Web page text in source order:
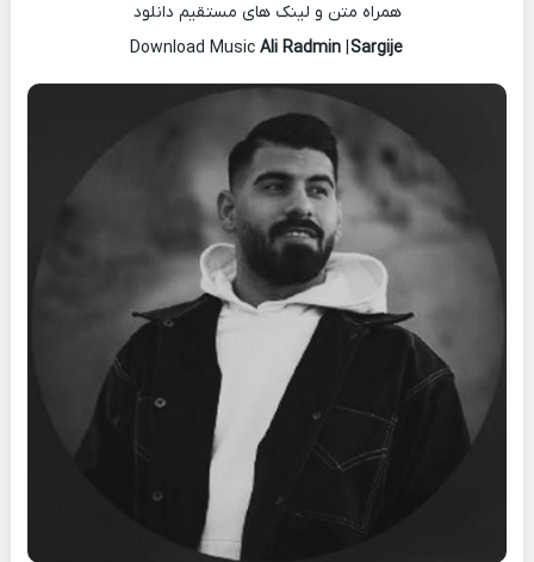
همراه متن و لینک های مستقیم دانلود
Ali Radmin |Sargije